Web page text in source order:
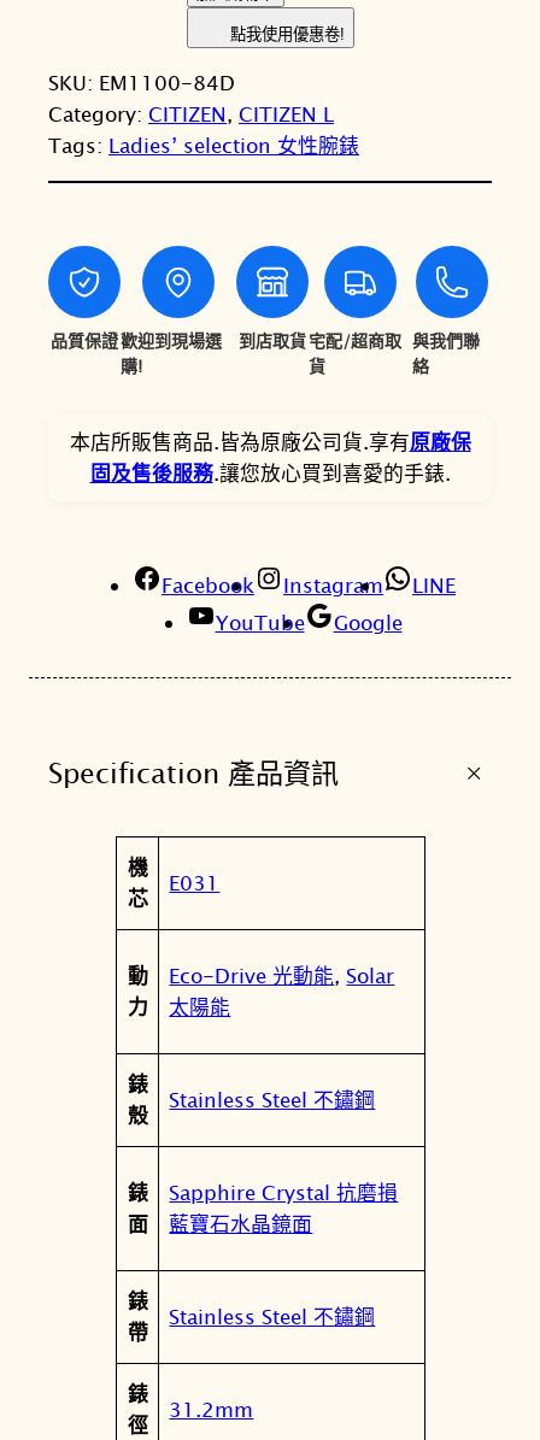
：
T
$
5
,
9
。
3
,
5
1
。
T
I
Z
E
N
辰
L
系
列
母
貝
光
女
錶
M
0
-
4
D
量
點我使用優惠卷!
SKU: EM1100-84D
Category: CITIZEN, CITIZEN L
Tags: Ladies’ selection 女性腕錶
品質保證歡迎到現場選
購!
到店取貨宅配/超商取
貨
與我們聯
絡
本店所販售商品.皆為原廠公司貨.享有原廠保
固及售後服務.讓您放心買到喜愛的手錶.
Facebook Instagram
LINE
YouTube
Google
Specification 產品資訊 +
屬
性
值
機
芯
E031
動
力
Eco-Drive 光動能,Solar
太陽能
錶
殼
Stainless Steel 不鏽鋼
錶
面
Sapphire Crystal 抗磨損
藍寶石水晶鏡面
錶
帶
Stainless Steel 不鏽鋼
錶
徑
31.2mm